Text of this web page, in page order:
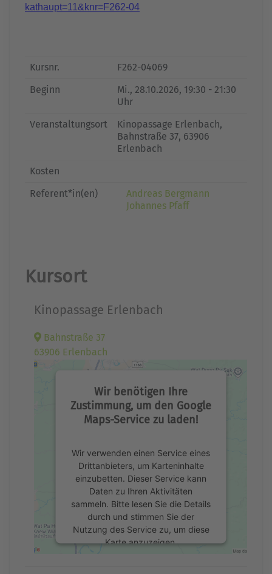
kathaupt=11&knr=F262-04
Kursnr.
F262-04069
Beginn
Mi., 28.10.2026, 19:30 - 21:30
Uhr
Veranstaltungsort
Kinopassage Erlenbach,
Bahnstraße 37, 63906
Erlenbach
Kosten
Referent*in(en)
Andreas Bergmann
Johannes Pfaff
Kursort
Kinopassage Erlenbach
Bahnstraße 37
63906 Erlenbach
Wir benötigen Ihre
Zustimmung, um den Google
Maps-Service zu laden!
Wir verwenden einen Service eines
Drittanbieters, um Karteninhalte
einzubetten. Dieser Service kann
Daten zu Ihren Aktivitäten
sammeln. Bitte lesen Sie die Details
durch und stimmen Sie der
Nutzung des Service zu, um diese
Karte anzuzeigen.